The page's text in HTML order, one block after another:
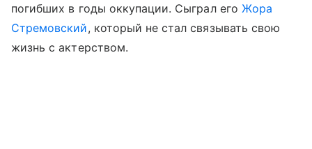
погибших в годы оккупации. Сыграл его Жора
Стремовский, который не стал связывать свою
жизнь с актерством.